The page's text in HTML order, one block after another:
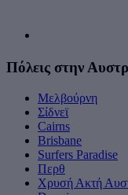
Πόλεις στην
Μελβούρνη
Σίδνεϊ
Cairns
Brisbane
Surfers Paradise
Περθ
Χρυσή Ακτή